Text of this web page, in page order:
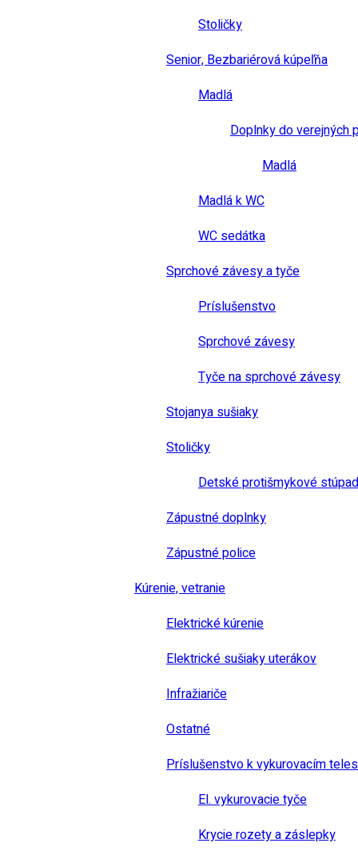
Stoličky
Senior, Bezbariérová kúpeľňa
Madlá
Doplnky do verejných
Madlá
Madlá k WC
WC sedátka
Sprchové závesy a tyče
Príslušenstvo
Sprchové závesy
Tyče na sprchové závesy
Stojanya sušiaky
Stoličky
Detské protišmykové
Zápustné doplnky
Zápustné police
Kúrenie, vetranie
Elektrické kúrenie
Elektrické sušiaky uterákov
Infražiariče
Ostatné
Príslušenstvo k vykurovacím
El. vykurovacie tyče
Krycie rozety a záslepky